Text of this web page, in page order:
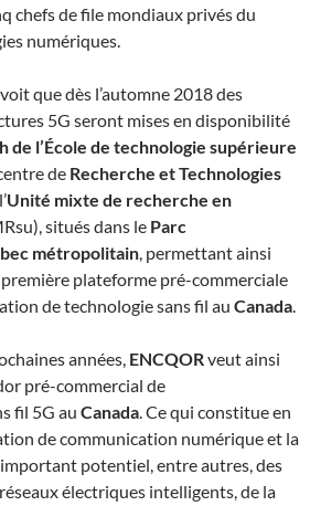
chefs de file mondiaux privés du
numériques.
que dès l’automne 2018 des
5G seront mises en disponibilité
de l’École de technologie supérieure
de Recherche et Technologies
Unité mixte de recherche en
situés dans le Parc
métropolitain, permettant ainsi
première plateforme pré-commerciale
de technologie sans fil au Canada.
années, ENCQORveut ainsi
pré-commercial de
fil 5G au Canada. Ce qui constitue en
de communication numérique et la
potentiel, entre autres, des
électriques intelligents, de la